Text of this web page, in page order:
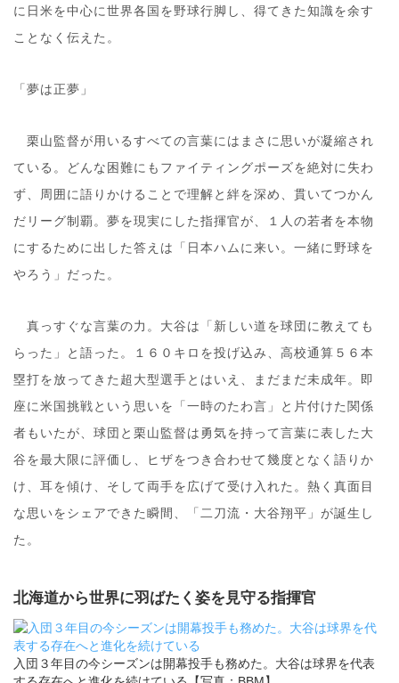
に日米を中心に世界各国を野球行脚し、得てきた知識を余す
ことなく伝えた。
「夢は正夢」
栗山監督が用いるすべての言葉にはまさに思いが凝縮され
ている。どんな困難にもファイティングポーズを絶対に失わ
ず、周囲に語りかけることで理解と絆を深め、貫いてつかん
だリーグ制覇。夢を現実にした指揮官が、１人の若者を本物
にするために出した答えは「日本ハムに来い。一緒に野球を
やろう」だった。
真っすぐな言葉の力。大谷は「新しい道を球団に教えても
らった」と語った。１６０キロを投げ込み、高校通算５６本
塁打を放ってきた超大型選手とはいえ、まだまだ未成年。即
座に米国挑戦という思いを「一時のたわ言」と片付けた関係
者もいたが、球団と栗山監督は勇気を持って言葉に表した大
谷を最大限に評価し、ヒザをつき合わせて幾度となく語りか
け、耳を傾け、そして両手を広げて受け入れた。熱く真面目
な思いをシェアできた瞬間、「二刀流・大谷翔平」が誕生し
た。
北海道から世界に羽ばたく姿を見守る指揮官
入団３年目の今シーズンは開幕投手も務めた。大谷は球界を代表